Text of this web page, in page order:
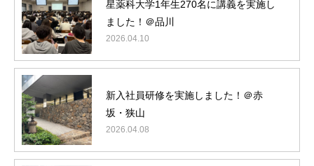
星薬科大学1年生270名に講義を実施し
ました！＠品川
2026.04.10
新入社員研修を実施しました！＠赤
坂・狭山
2026.04.08
代表紹介
サービス一覧
お客様の声